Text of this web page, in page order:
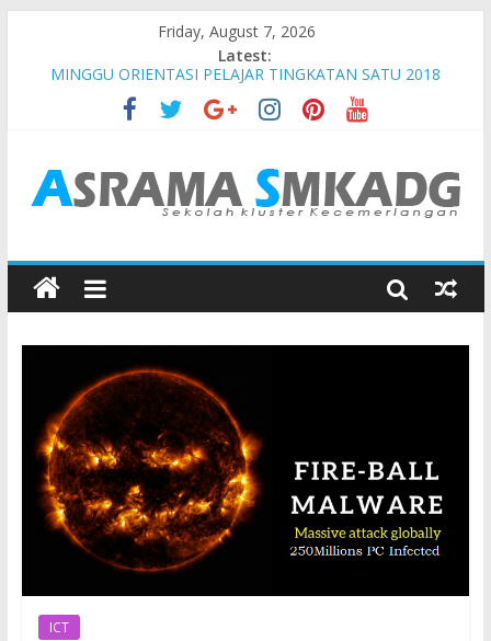
Friday, August 7, 2026
Latest:
MINGGU ORIENTASI PELAJAR TINGKATAN SATU 2018
KEPUTUSAN PERMOHONAN ASRAMA 2021
MAJLIS SAMBUTAN MERDEKA ASRAMA 2018
JADUAL WARDEN JULAI 2018
ICT